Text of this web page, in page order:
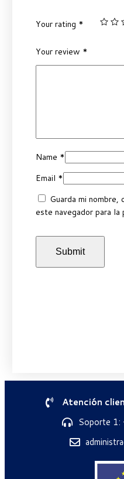
Your rating *
Your review *
Name *
Email *
Guarda mi
este navegador para la
Atención
Soporte